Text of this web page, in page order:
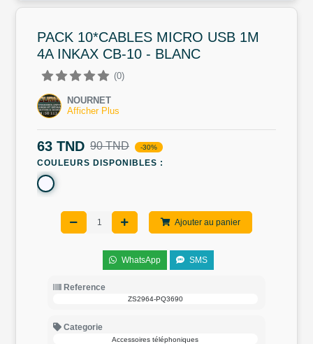
PACK 10*CABLES MICRO USB 1M
4A INKAX CB-10 - BLANC
(0)
NOURNET
Afficher Plus
63 TND 90 TND -30%
COULEURS DISPONIBLES :
Ajouter au panier
WhatsApp SMS
Reference
ZS2964-PQ3690
Categorie
Accessoires téléphoniques